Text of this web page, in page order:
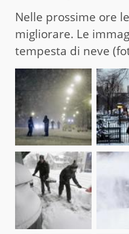
Nelle prossime ore
migliorare. Le
tempesta di neve